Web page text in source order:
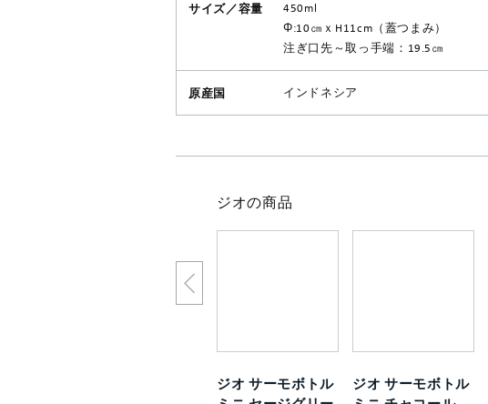
サイズ／容量
450ml
Φ:10㎝ｘH11cm（蓋つまみ）
注ぎ口先～取っ手端：19.5㎝
原産国 インドネシア
ジオの商品
ジオ サーモボトル
ジオ サーモボトル